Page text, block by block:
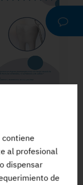
contiene
al profesional
dispensar
de
OP: Qué